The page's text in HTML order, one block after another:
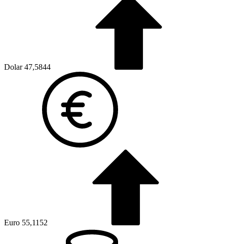
Dolar 47,5844
Euro 55,1152